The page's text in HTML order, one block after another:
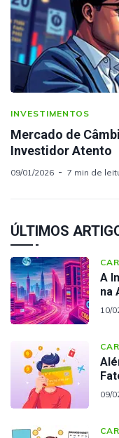
INVESTIMENTOS
Mercado de
Investidor Atento
09/01/2026 7 min de
ÚLTIMOS
A
na
10/
09/